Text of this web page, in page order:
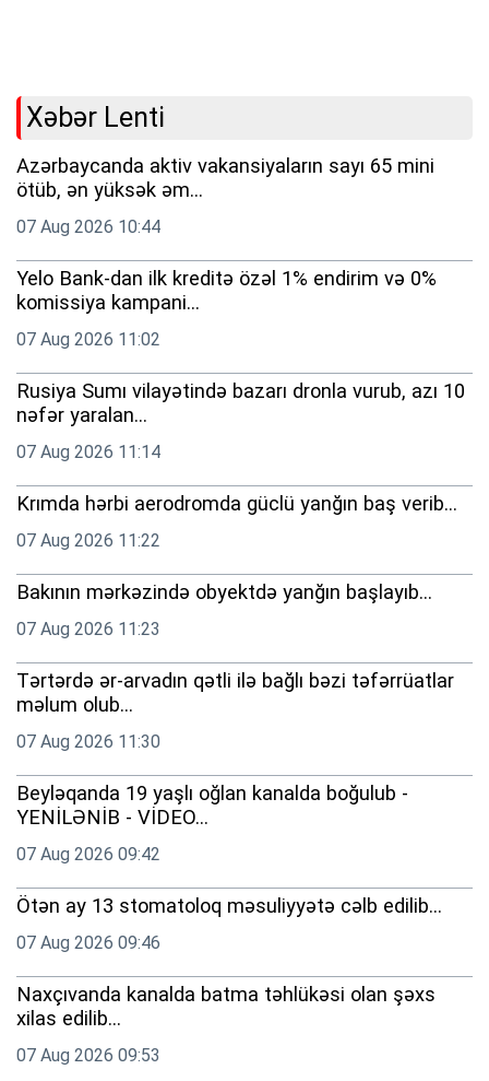
Xəbər Lenti
Azərbaycanda aktiv vakansiyaların sayı 65 mini
ötüb, ən yüksək əm...
07 Aug 2026 10:44
Yelo Bank-dan ilk kreditə özəl 1% endirim və 0%
komissiya kampani...
07 Aug 2026 11:02
Rusiya Sumı vilayətində bazarı dronla vurub, azı 10
nəfər yaralan...
07 Aug 2026 11:14
Krımda hərbi aerodromda güclü yanğın baş verib...
07 Aug 2026 11:22
Bakının mərkəzində obyektdə yanğın başlayıb...
07 Aug 2026 11:23
Tərtərdə ər-arvadın qətli ilə bağlı bəzi təfərrüatlar
məlum olub...
07 Aug 2026 11:30
Beyləqanda 19 yaşlı oğlan kanalda boğulub -
YENİLƏNİB - VİDEO...
07 Aug 2026 09:42
Ötən ay 13 stomatoloq məsuliyyətə cəlb edilib...
07 Aug 2026 09:46
Naxçıvanda kanalda batma təhlükəsi olan şəxs
xilas edilib...
07 Aug 2026 09:53